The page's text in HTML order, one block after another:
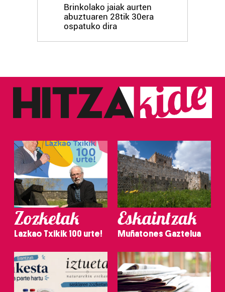
Brinkolako jaiak aurten
abuztuaren 28tik 30era
ospatuko dira
Zozketak
Lazkao Txikik 100 urte!
Eskaintzak
Muñatones Gaztelua